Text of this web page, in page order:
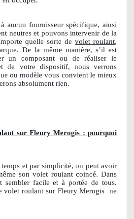
aucun fournisseur spécifique, ainsi
neutres et pouvons intervenir de la
quelle sorte de volet roulant,
De la même manière, s’il est
un composant ou de réaliser le
de votre dispositif, nous verrons
ou modèle vous convient le mieux
absolument rien.
sur Fleury Merogis : pourquoi
et par simplicité, on peut avoir
son volet roulant coincé. Dans
sembler facile et à portée de tous.
volet roulant sur Fleury Merogis
ne